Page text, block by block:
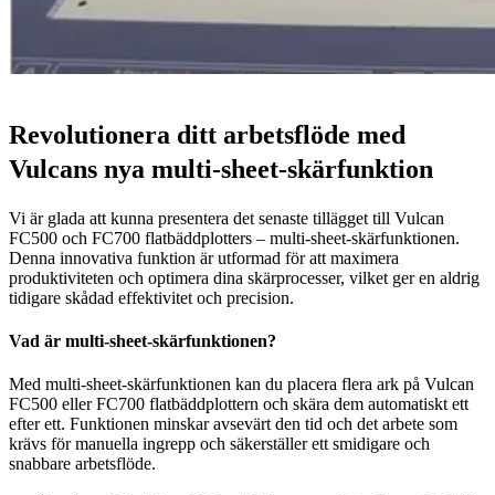
Revolutionera ditt arbetsflöde med
Vulcans nya multi-sheet-skärfunktion
Vi är glada att kunna presentera det senaste tillägget till Vulcan
FC500 och FC700 flatbäddplotters – multi-sheet-skärfunktionen.
Denna innovativa funktion är utformad för att maximera
produktiviteten och optimera dina skärprocesser, vilket ger en aldrig
tidigare skådad effektivitet och precision.
Vad är multi-sheet-skärfunktionen?
Med multi-sheet-skärfunktionen kan du placera flera ark på Vulcan
FC500 eller FC700 flatbäddplottern och skära dem automatiskt ett
efter ett. Funktionen minskar avsevärt den tid och det arbete som
krävs för manuella ingrepp och säkerställer ett smidigare och
snabbare arbetsflöde.